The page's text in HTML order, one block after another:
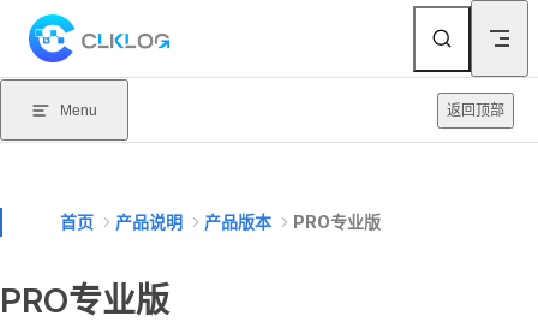
Skip to content
Menu 返回顶部
首页 产品说明 产品版本 PRO专业版
PRO专业版